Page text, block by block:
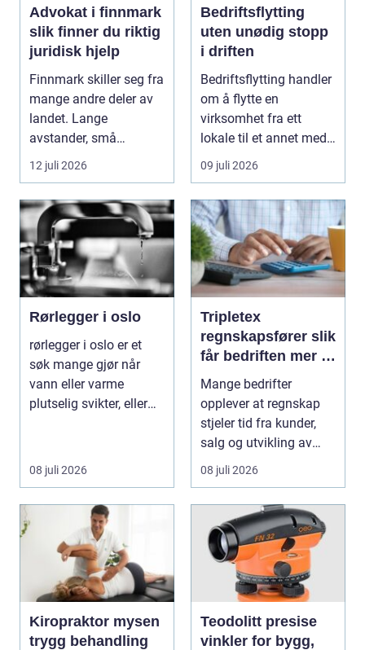
Advokat i finnmark
slik finner du riktig
juridisk hjelp
Finnmark skiller seg fra
mange andre deler av
landet. Lange
avstander, små
lokalsamfunn, sterk
tilkn...
12 juli 2026
Bedriftsflytting
uten unødig stopp
i driften
Bedriftsflytting handler
om å flytte en
virksomhet fra ett
lokale til et annet med
minst mulig...
09 juli 2026
Rørlegger i oslo
rørlegger i oslo er et
søk mange gjør når
vann eller varme
plutselig svikter, eller
08 juli 2026
Tripletex
regnskapsfører slik
får bedriften mer ut
av regnskapet
Mange bedrifter
opplever at regnskap
stjeler tid fra kunder,
salg og utvikling av
virksomheten. Samt...
08 juli 2026
Kiropraktor mysen
trygg behandling
Teodolitt presise
vinkler for bygg,